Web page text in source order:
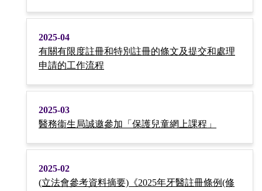
2025-04
有關有限度註冊和特別註冊的條文及提交和處理
申請的工作流程
2025-03
醫務衞生局誠邀參加「保護兒童網上課程」
2025-02
(立法會參考資料摘要)《2025年牙醫註冊條例(修